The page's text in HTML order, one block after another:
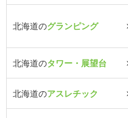
北海道のグランピング
北海道のタワー・展望台
北海道のアスレチック